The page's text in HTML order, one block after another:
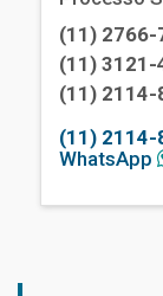
(11) 2766-
(11) 3121-
(11) 2114-
(11) 2114-
WhatsApp